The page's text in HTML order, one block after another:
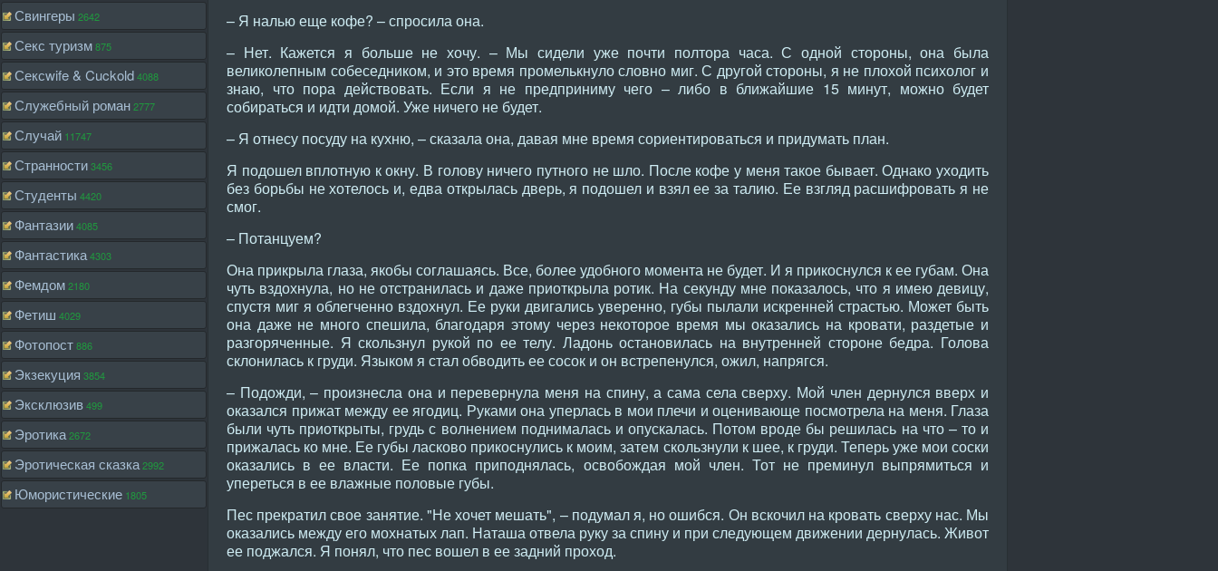
Свингеры 2642
Секс туризм875
Сексwife & Cuckold4088
Служебный роман2777
Случай 11747
Странности3456
Студенты 4420
Фантазии4085
Фантастика4303
Фемдом2180
Фетиш 4029
Фотопост886
Экзекуция 3854
Эксклюзив499
Эротика2672
Эротическая сказка2992
Юмористические 1805
– Я налью еще кофе? – спросила она.
– Нет. Кажется я больше не хочу. – Мы сидели уже почти полтора часа. С одной стороны, она была
великолепным собеседником, и это время промелькнуло словно миг. С другой стороны, я не плохой психолог и
знаю, что пора действовать. Если я не предприниму чего – либо в ближайшие 15 минут, можно будет
собираться и идти домой. Уже ничего не будет.
– Я отнесу посуду на кухню, – сказала она, давая мне время сориентироваться и придумать план.
Я подошел вплотную к окну. В голову ничего путного не шло. После кофе у меня такое бывает. Однако уходить
без борьбы не хотелось и, едва открылась дверь, я подошел и взял ее за талию. Ее взгляд расшифровать я не
смог.
– Потанцуем?
Она прикрыла глаза, якобы соглашаясь. Все, более удобного момента не будет. И я прикоснулся к ее губам. Она
чуть вздохнула, но не отстранилась и даже приоткрыла ротик. На секунду мне показалось, что я имею девицу,
спустя миг я облегченно вздохнул. Ее руки двигались уверенно, губы пылали искренней страстью. Может быть
она даже не много спешила, благодаря этому через некоторое время мы оказались на кровати, раздетые и
разгоряченные. Я скользнул рукой по ее телу. Ладонь остановилась на внутренней стороне бедра. Голова
склонилась к груди. Языком я стал обводить ее сосок и он встрепенулся, ожил, напрягся.
– Подожди, – произнесла она и перевернула меня на спину, а сама села сверху. Мой член дернулся вверх и
оказался прижат между ее ягодиц. Руками она уперлась в мои плечи и оценивающе посмотрела на меня. Глаза
были чуть приоткрыты, грудь с волнением поднималась и опускалась. Потом вроде бы решилась на что – то и
прижалась ко мне. Ее губы ласково прикоснулись к моим, затем скользнули к шее, к груди. Теперь уже мои соски
оказались в ее власти. Ее попка приподнялась, освобождая мой член. Тот не преминул выпрямиться и
упереться в ее влажные половые губы.
Пес прекратил свое занятие. "Не хочет мешать", – подумал я, но ошибся. Он вскочил на кровать сверху нас. Мы
оказались между его мохнатых лап. Наташа отвела руку за спину и при следующем движении дернулась. Живот
ее поджался. Я понял, что пес вошел в ее задний проход.